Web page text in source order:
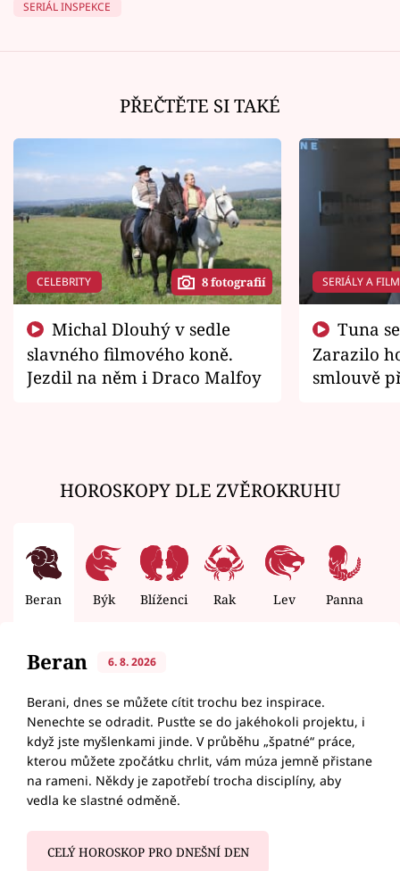
SERIÁL INSPEKCE
PŘEČTĚTE SI TAKÉ
CELEBRITY 8 fotografií
slavného filmového koně.
Jezdil na něm i Draco Malfoy
SERIÁLY A
Zarazilo
smlouvě
HOROSKOPY DLE ZVĚROKRUHU
Beran Býk Blíženci Rak Lev Panna
Beran 6. 8. 2026
Berani, dnes se můžete cítit trochu bez inspirace.
Nenechte se odradit. Pusťte se do jakéhokoli projektu, i
když jste myšlenkami jinde. V průběhu „špatné“ práce,
kterou můžete zpočátku chrlit, vám múza jemně přistane
na rameni. Někdy je zapotřebí trocha disciplíny, aby
vedla ke slastné odměně.
CELÝ HOROSKOP PRO DNEŠNÍ DEN